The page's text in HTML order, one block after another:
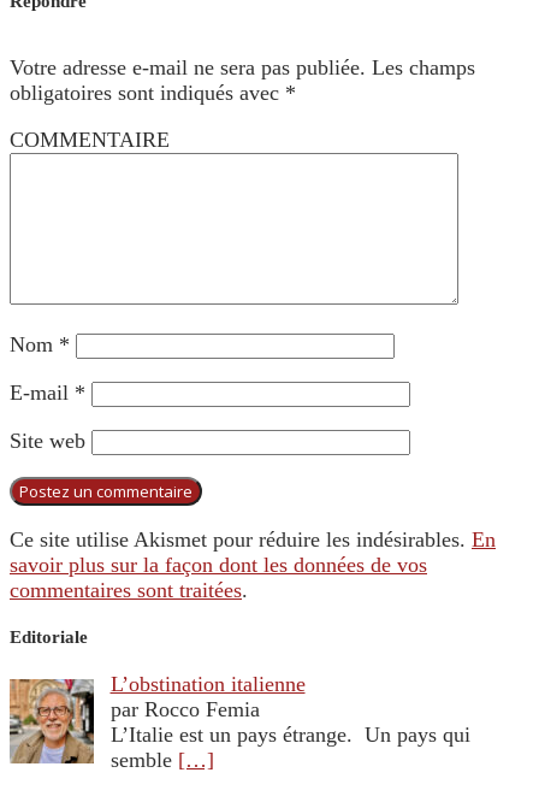
Votre adresse e-mail ne sera pas publiée. Les champs
obligatoires sont indiqués avec *
COMMENTAIRE
Nom *
E-mail *
Site web
Ce site utilise Akismet pour réduire les indésirables. En
savoir plus sur la façon dont les données de vos
commentaires sont traitées.
Editoriale
L’obstination italienne
par Rocco Femia
L’Italie est un pays étrange. Un pays qui
semble […]